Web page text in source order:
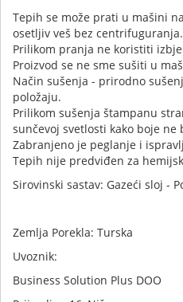
Tepih se može prati u mašini
osetljiv veš bez centrifuguranja.
Prilikom pranja ne koristiti
Proizvod se ne sme sušiti u
Način sušenja - prirodno
položaju.
Prilikom sušenja štampanu
sunčevoj svetlosti kako boje ne
Zabranjeno je peglanje i
Tepih nije predviđen za
Sirovinski sastav: Gazeći sloj -
Zemlja Porekla: Turska
Uvoznik:
Business Solution Plus DOO